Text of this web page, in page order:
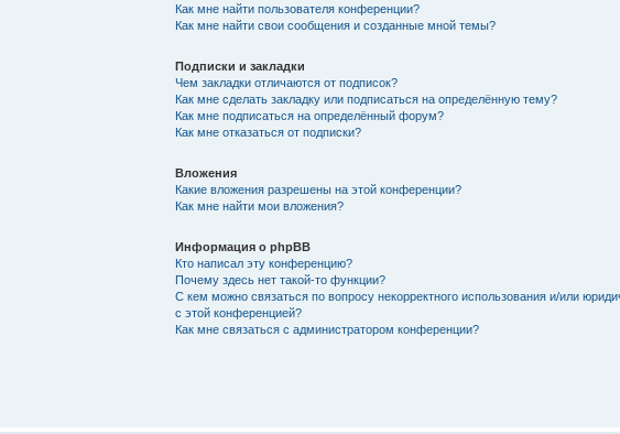
Как мне найти пользователя конференции?
Как мне найти свои сообщения и созданные мной темы?
Подписки и закладки
Чем закладки отличаются от подписок?
Как мне сделать закладку или подписаться на определённую тему?
Как мне подписаться на определённый форум?
Как мне отказаться от подписки?
Вложения
Какие вложения разрешены на этой конференции?
Как мне найти мои вложения?
Информация о phpBB
Кто написал эту конференцию?
Почему здесь нет такой-то функции?
С кем можно связаться по вопросу некорректного использования и/или
с этой конференцией?
Как мне связаться с администратором конференции?